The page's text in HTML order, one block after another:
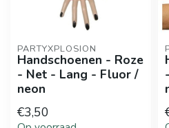
PARTYXPLOSION
Handschoenen - Roze
- Net - Lang - Fluor /
neon
€3,50